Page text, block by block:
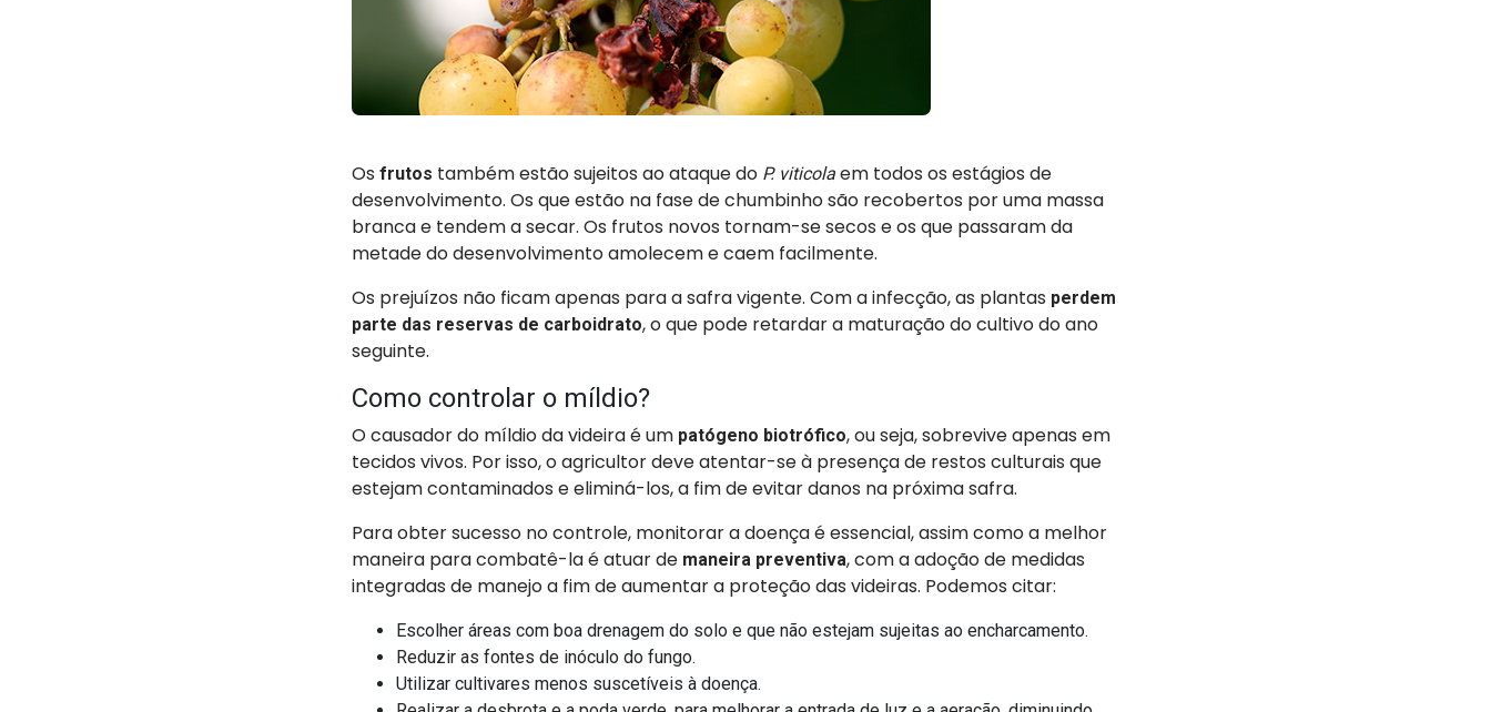
Os frutos também estão sujeitos ao ataque do P. viticola em todos os estágios de
desenvolvimento. Os que estão na fase de chumbinho são recobertos por uma massa
branca e tendem a secar. Os frutos novos tornam-se secos e os que passaram da
metade do desenvolvimento amolecem e caem facilmente.
Os prejuízos não ficam apenas para a safra vigente. Com a infecção, as plantas perdem
parte das reservas de carboidrato, o que pode retardar a maturação do cultivo do ano
seguinte.
Como controlar o míldio?
O causador do míldio da videira é umpatógeno biotrófico, ou seja, sobrevive apenas em
tecidos vivos. Por isso, o agricultor deve atentar-se à presença de restos culturais que
estejam contaminados e eliminá-los, a fim de evitar danos na próxima safra.
Para obter sucesso no controle, monitorar a doença é essencial, assim como a melhor
maneira para combatê-la é atuar demaneira preventiva, com a adoção de medidas
integradas de manejo a fim de aumentar a proteção das videiras. Podemos citar:
Escolher áreas com boa drenagem do solo e que não estejam sujeitas ao encharcamento.
Reduzir as fontes de inóculo do fungo.
Utilizar cultivares menos suscetíveis à doença.